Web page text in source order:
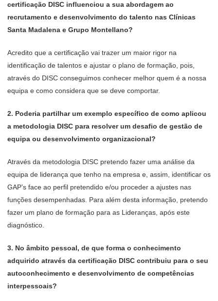
certificação DISC influenciou a sua abordagem ao
recrutamento e desenvolvimento do talento nas Clínicas
Santa Madalena e Grupo Montellano?
Acredito que a certificação vai trazer um maior rigor na
identificação de talentos e ajustar o plano de formação, pois,
através do DISC conseguimos conhecer melhor quem é a nossa
equipa e como considera que se deve comportar.
2.⁠ ⁠Poderia partilhar um exemplo específico de como aplicou
a metodologia DISC para resolver um desafio de gestão de
equipa ou desenvolvimento organizacional?
Através da metodologia DISC pretendo fazer uma análise da
equipa de liderança que tenho na empresa e, assim, identificar os
GAP’s face ao perfil pretendido e/ou proceder a ajustes nas
funções desempenhadas. Para além desta informação, pretendo
fazer um plano de formação para as Lideranças, após este
diagnóstico.
3.⁠ ⁠No âmbito pessoal, de que forma o conhecimento
adquirido através da certificação DISC contribuiu para o seu
autoconhecimento e desenvolvimento de competências
interpessoais?